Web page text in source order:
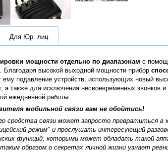
Для Юр. лиц
мощности отдельно по диапазонам с
. Благодаря высокой выходной мощности прибор
подавление устройств, использующих новый
также для исключения несвоевременных звонков
ежедневной работы.
мобильной связи вам не обойтись!
средства связи может запросто превратиться
режим" и прослушать интересующий
функций, которыми может обладать такой
образом о секретах личной жизни узнает